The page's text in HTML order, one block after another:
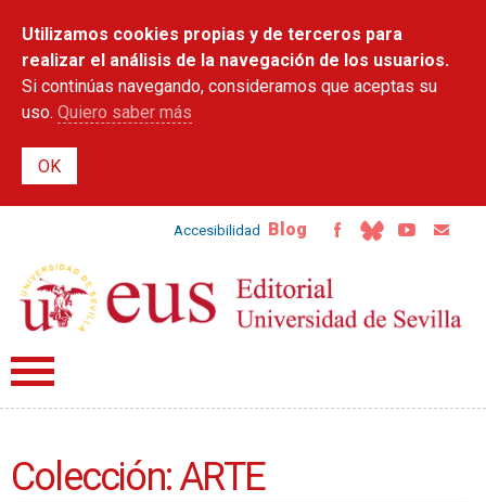
contenido
principal
Utilizamos cookies propias y de terceros para
realizar el análisis de la navegación de los usuarios.
Si continúas navegando, consideramos que aceptas su
uso. Quiero saber más
Accesibilidad Blog
Colección: ARTE